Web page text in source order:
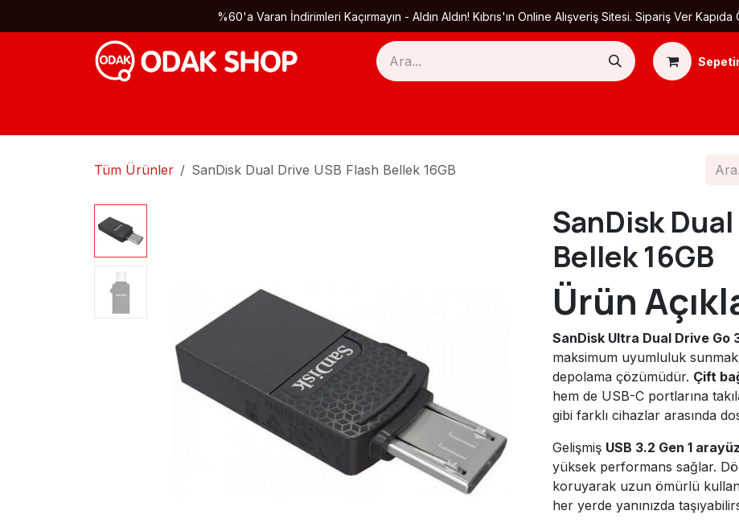
%60'a Varan İndirimleri Kaçırmayın - Aldın Aldın! Kıbrıs'ın Online Alışveriş Sitesi. Sipariş Ver
Tüm Ürünler SanDisk Dual Drive USB Flash Bellek 16GB
SanDisk
Bellek 16GB
Ürün
SanDisk Ultra Dual Drive Go
maksimum uyumluluk
depolama çözümüdür. Çift
hem de USB-C portlarına
gibi farklı cihazlar arasında
Gelişmiş USB 3.2 Gen 1
yüksek performans sağlar.
koruyarak uzun ömürlü
her yerde yanınızda